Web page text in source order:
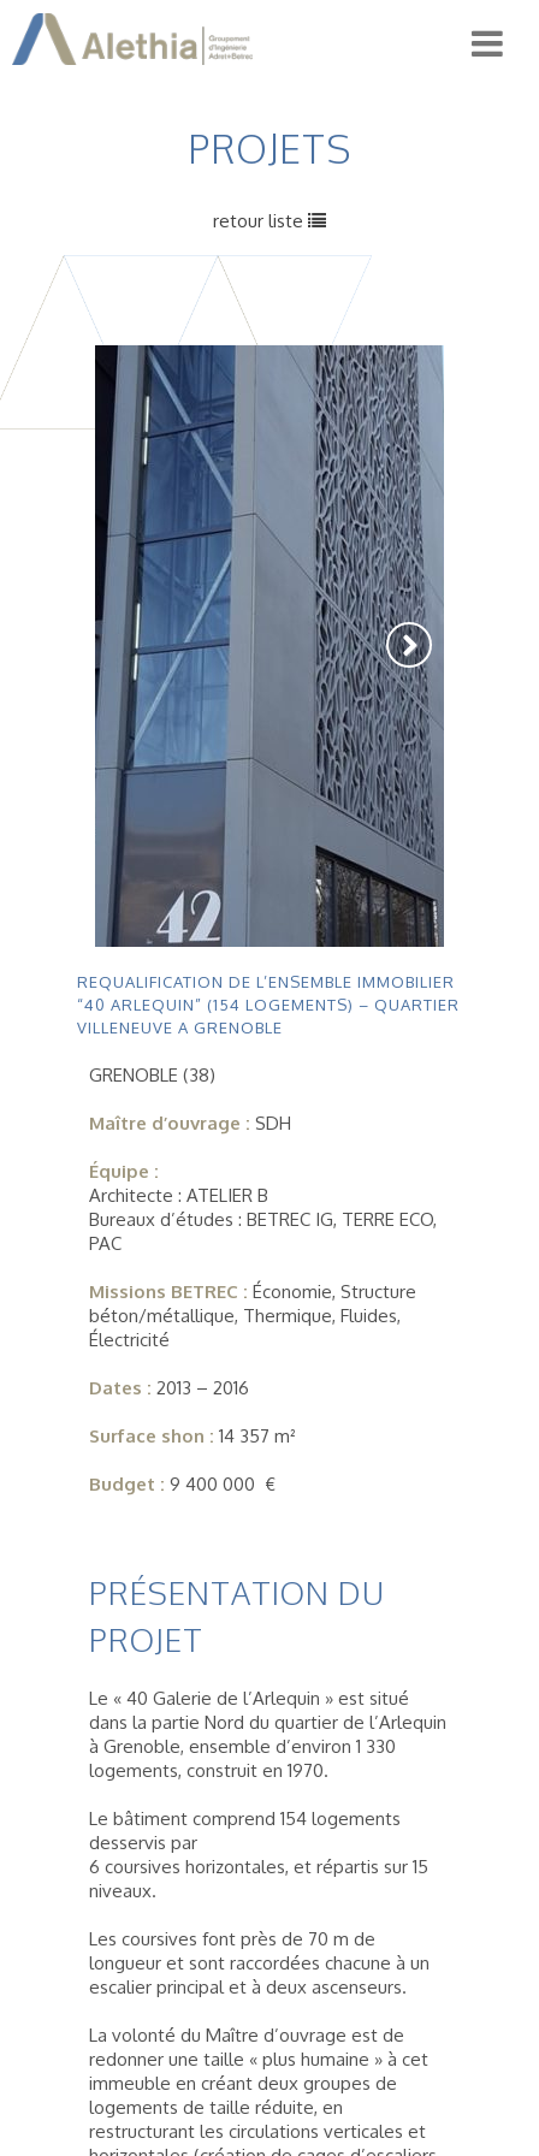
PROJETS
retour liste
REQUALIFICATION DE L’ENSEMBLE IMMOBILIER
“40 ARLEQUIN” (154 LOGEMENTS) – QUARTIER
VILLENEUVE A GRENOBLE
GRENOBLE (38)
Maître d’ouvrage : SDH
Équipe :
Architecte : ATELIER B
Bureaux d’études : BETREC IG, TERRE ECO,
PAC
Missions BETREC : Économie, Structure
béton/métallique, Thermique, Fluides,
Électricité
Dates : 2013 – 2016
Surface shon : 14 357 m²
Budget : 9 400 000 €
PRÉSENTATION DU
PROJET
Le « 40 Galerie de l’Arlequin » est situé
dans la partie Nord du quartier de l’Arlequin
à Grenoble, ensemble d’environ 1 330
logements, construit en 1970.
Le bâtiment comprend 154 logements
desservis par
6 coursives horizontales, et répartis sur 15
niveaux.
Les coursives font près de 70 m de
longueur et sont raccordées chacune à un
escalier principal et à deux ascenseurs.
La volonté du Maître d’ouvrage est de
redonner une taille « plus humaine » à cet
immeuble en créant deux groupes de
logements de taille réduite, en
restructurant les circulations verticales et